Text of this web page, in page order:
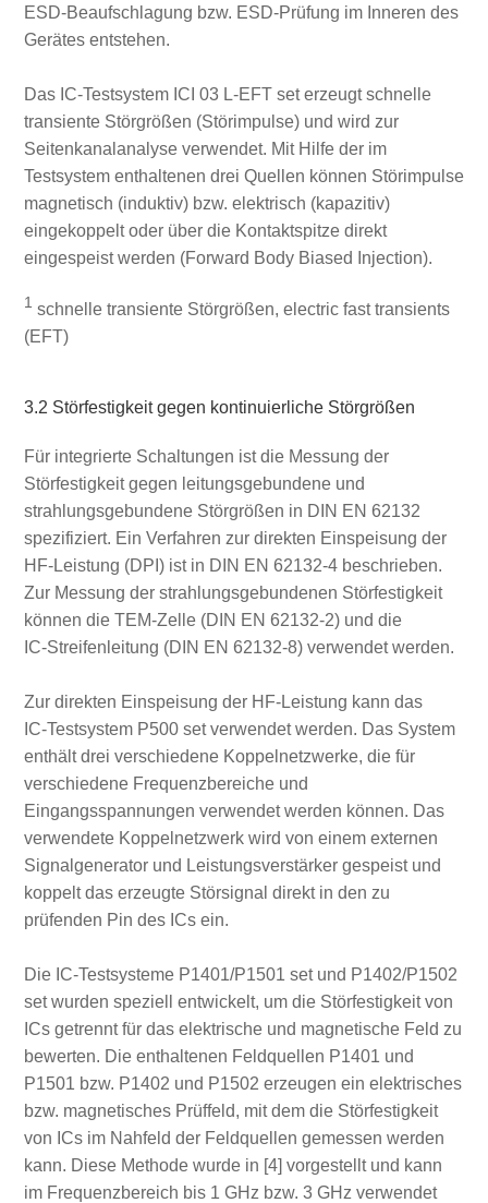
ESD‑Beaufschlagung bzw. ESD‑Prüfung im Inneren des
Gerätes entstehen.
Das IC‑Testsystem ICI 03 L‑EFT set erzeugt schnelle
transiente Störgrößen (Störimpulse) und wird zur
Seitenkanalanalyse verwendet. Mit Hilfe der im
Testsystem enthaltenen drei Quellen können Störimpulse
magnetisch (induktiv) bzw. elektrisch (kapazitiv)
eingekoppelt oder über die Kontaktspitze direkt
eingespeist werden (Forward Body Biased Injection).
1 schnelle transiente Störgrößen, electric fast transients
(EFT)
3.2 Störfestigkeit gegen kontinuierliche Störgrößen
Für integrierte Schaltungen ist die Messung der
Störfestigkeit gegen leitungsgebundene und
strahlungsgebundene Störgrößen in DIN EN 62132
spezifiziert. Ein Verfahren zur direkten Einspeisung der
HF‑Leistung (DPI) ist in DIN EN 62132‑4 beschrieben.
Zur Messung der strahlungsgebundenen Störfestigkeit
können die TEM‑Zelle (DIN EN 62132‑2) und die
IC‑Streifenleitung (DIN EN 62132‑8) verwendet werden.
Zur direkten Einspeisung der HF‑Leistung kann das
IC‑Testsystem P500 set verwendet werden. Das System
enthält drei verschiedene Koppelnetzwerke, die für
verschiedene Frequenzbereiche und
Eingangsspannungen verwendet werden können. Das
verwendete Koppelnetzwerk wird von einem externen
Signalgenerator und Leistungsverstärker gespeist und
koppelt das erzeugte Störsignal direkt in den zu
prüfenden Pin des ICs ein.
Die IC‑Testsysteme P1401/P1501 set und P1402/P1502
set wurden speziell entwickelt, um die Störfestigkeit von
ICs getrennt für das elektrische und magnetische Feld zu
bewerten. Die enthaltenen Feldquellen P1401 und
P1501 bzw. P1402 und P1502 erzeugen ein elektrisches
bzw. magnetisches Prüffeld, mit dem die Störfestigkeit
von ICs im Nahfeld der Feldquellen gemessen werden
kann. Diese Methode wurde in [4] vorgestellt und kann
im Frequenzbereich bis 1 GHz bzw. 3 GHz verwendet